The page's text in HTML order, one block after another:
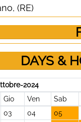
(RE)
DAYS &
2024
Gio Ven Sab
03 04 05